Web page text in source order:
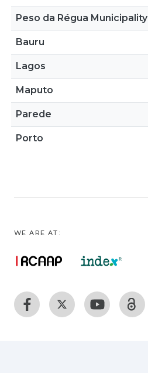
Peso da Régua Municipality
Bauru
Lagos
Maputo
Parede
Porto
WE ARE AT: